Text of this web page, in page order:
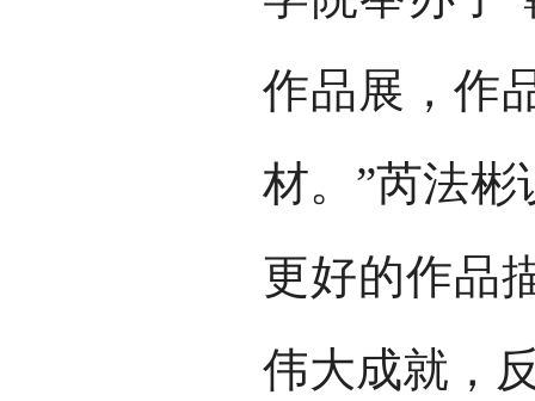
作品展，作
材。”芮法
更好的作品
伟大成就，